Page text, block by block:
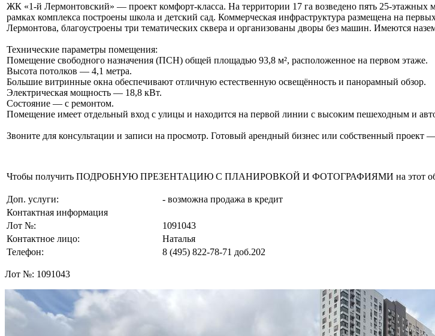
ЖК «1-й Лермонтовский» — проект комфорт-класса. На территории 17 га возведено пять 25-
рамках комплекса построены школа и детский сад. Коммерческая инфраструктура размещена на
Лермонтова, благоустроены три тематических сквера и организованы дворы без машин. Имеются
Технические параметры помещения:
Помещение свободного назначения (ПСН) общей площадью 93,8 м², расположенное на первом этаже.
Высота потолков — 4,1 метра.
Большие витринные окна обеспечивают отличную естественную освещённость и панорамный обзор.
Электрическая мощность — 18,8 кВт.
Состояние — с ремонтом.
Помещение имеет отдельный вход с улицы и находится на первой линии с высоким пешеходным и
Звоните для консультации и записи на просмотр. Готовый арендный бизнес или собственный проект
Чтобы получить ПОДРОБНУЮ ПРЕЗЕНТАЦИЮ С ПЛАНИРОВКОЙ И ФОТОГРАФИЯМИ на этот объект,
Доп. услуги:
- возможна продажа в кредит
Контактная информация
Лот №:
1091043
Контактное лицо:
Наталья
Телефон:
8 (495) 822-78-71 доб.202
Лот №: 1091043